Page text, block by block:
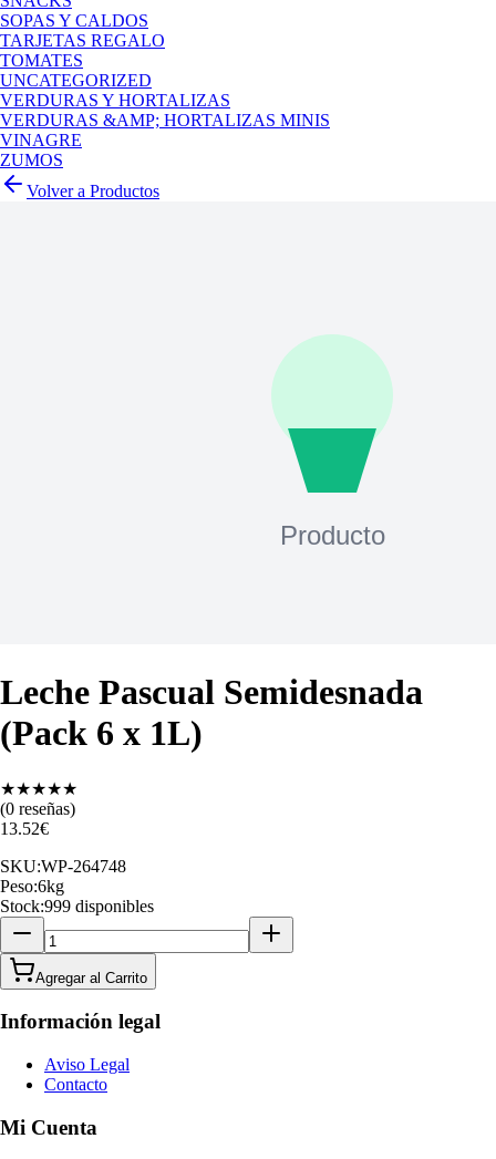
SOPAS Y CALDOS
TARJETAS REGALO
TOMATES
UNCATEGORIZED
VERDURAS Y HORTALIZAS
VERDURAS &AMP; HORTALIZAS MINIS
VINAGRE
ZUMOS
Volver a Productos
Leche Pascual Semidesnada
(Pack 6 x 1L)
★★★★★
(0 reseñas)
13.52€
SKU:WP-264748
Peso:6kg
Stock:999 disponibles
Agregar al Carrito
Información legal
Aviso Legal
Contacto
Mi Cuenta